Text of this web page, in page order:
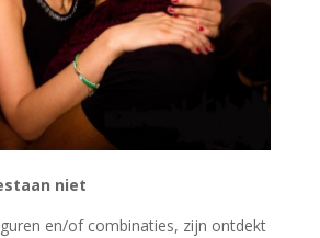
niet
en/of combinaties, zijn ontdekt